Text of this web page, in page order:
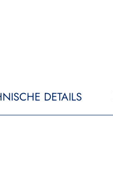
DETAILS